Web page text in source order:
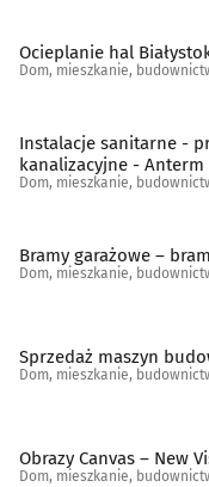
Sanitarno-
Spółdzielnie
Stolarstwo(32)
Szkło ozdobne i
Ocieplanie hal
Dom, mieszkanie,
Instalacje sanitarne -
kanalizacyjne - Anterm
Dom, mieszkanie,
Bramy garażowe –
Dom, mieszkanie,
Sprzedaż
Dom, mieszkanie,
Obrazy Canvas – New
Dom, mieszkanie,